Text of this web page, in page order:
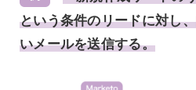
という条件のリードに対し
いメールを送信する。